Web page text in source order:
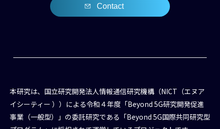
Contact
本研究は、国立研究開発法人情報通信研究機構（NICT（エヌア
イシーティー ））による令和４年度「Beyond 5G研究開発促進
事業（一般型）」の委託研究である「Beyond 5G国際共同研究型